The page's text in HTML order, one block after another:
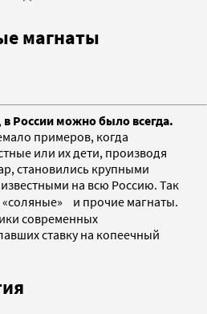
магнаты
в России можно было всегда.
примеров, когда
или их дети, производя
становились крупными
на всю Россию. Так
«соляные» и прочие магнаты.
современных
ставку на копеечный